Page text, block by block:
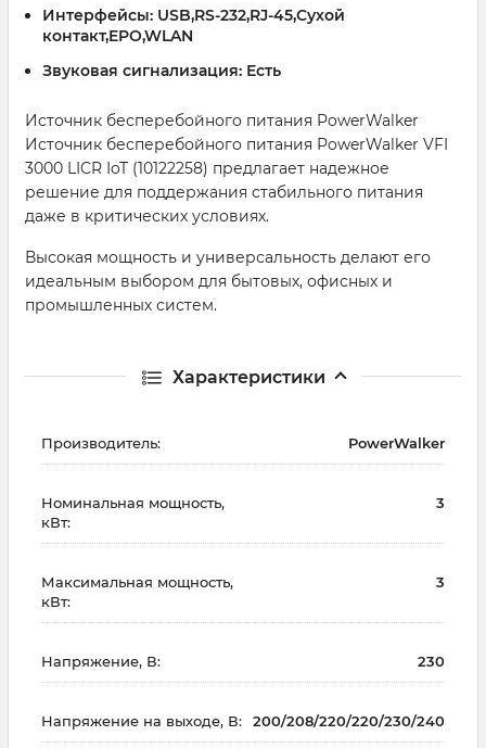
Интерфейсы: USB,RS-232,RJ-45,Сухой
контакт,EPO,WLAN
Звуковая сигнализация: Есть
Источник бесперебойного питания PowerWalker
Источник бесперебойного питания PowerWalker VFI
3000 LICR IoT (10122258) предлагает надежное
решение для поддержания стабильного питания
даже в критических условиях.
Высокая мощность и универсальность делают его
идеальным выбором для бытовых, офисных и
промышленных систем.
Характеристики
Производитель: PowerWalker
Номинальная мощность,
кВт:
3
Максимальная мощность,
кВт:
3
Напряжение, В: 230
Напряжение на выходе, В: 200/208/220/220/230/240